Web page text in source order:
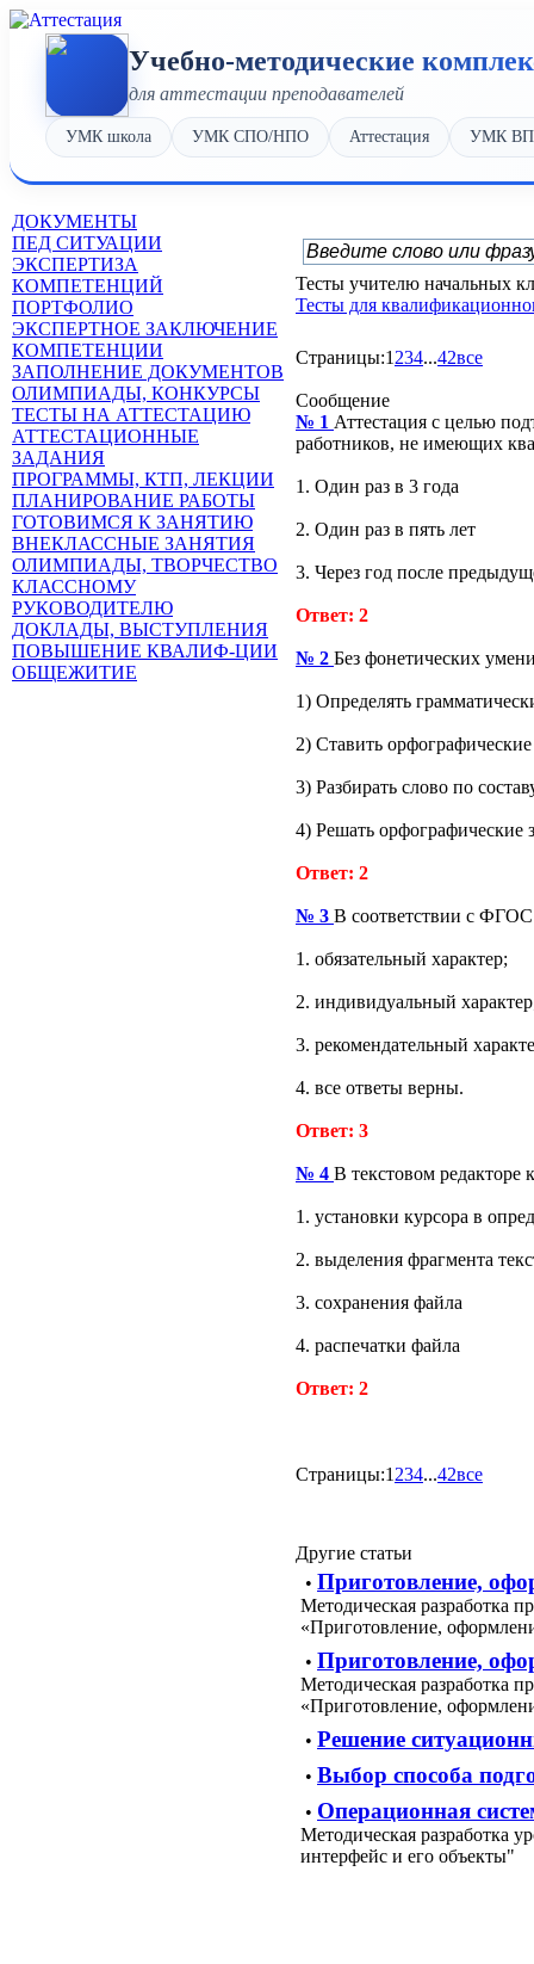
Учебно-методические
для аттестации преподавателей
УМК школа УМК СПО/НПО Аттестация УМК
ДОКУМЕНТЫ
ПЕД СИТУАЦИИ
ЭКСПЕРТИЗА
КОМПЕТЕНЦИЙ
ПОРТФОЛИО
ЭКСПЕРТНОЕ ЗАКЛЮЧЕНИЕ
КОМПЕТЕНЦИИ
ЗАПОЛНЕНИЕ ДОКУМЕНТОВ
ОЛИМПИАДЫ, КОНКУРСЫ
ТЕСТЫ НА АТТЕСТАЦИЮ
АТТЕСТАЦИОННЫЕ
ЗАДАНИЯ
ПРОГРАММЫ, КТП, ЛЕКЦИИ
ПЛАНИРОВАНИЕ РАБОТЫ
ГОТОВИМСЯ К ЗАНЯТИЮ
ВНЕКЛАССНЫЕ ЗАНЯТИЯ
ОЛИМПИАДЫ, ТВОРЧЕСТВО
КЛАССНОМУ
РУКОВОДИТЕЛЮ
ДОКЛАДЫ, ВЫСТУПЛЕНИЯ
ПОВЫШЕНИЕ КВАЛИФ-ЦИИ
ОБЩЕЖИТИЕ
Тесты учителю начальных
Тесты для
Страницы:1 234...42все
Сообщение
№ 1 Аттестация с целью
работников, не имеющих
1. Один раз в 3 года
2. Один раз в пять лет
3. Через год после
Ответ: 2
№ 2 Без фонетических
1) Определять
2) Ставить орфографические
3) Разбирать слово по
4) Решать орфографические
Ответ: 2
№ 3 В соответствии с
1. обязательный характер;
2. индивидуальный
3. рекомендательный
4. все ответы верны.
Ответ: 3
№ 4 В текстовом редакторе
1. установки курсора в
2. выделения фрагмента
3. сохранения файла
4. распечатки файла
Ответ: 2
Страницы:1 234...42все
Другие статьи
• Приготовление,
Методическая разработка
«Приготовление,
• Приготовление,
Методическая разработка
«Приготовление,
• Решение
• Выбор способа
• Операционная
Методическая разработка
интерфейс и его объекты"